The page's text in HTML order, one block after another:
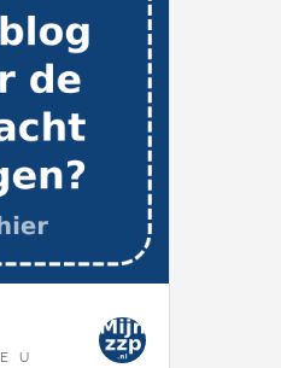
U